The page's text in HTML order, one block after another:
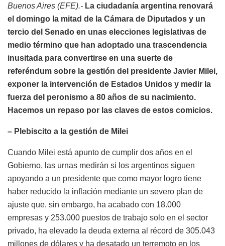
Buenos Aires (EFE).- La ciudadanía argentina renovará
el domingo la mitad de la Cámara de Diputados y un
tercio del Senado en unas elecciones legislativas de
medio término que han adoptado una trascendencia
inusitada para convertirse en una suerte de
referéndum sobre la gestión del presidente Javier Milei,
exponer la intervención de Estados Unidos y medir la
fuerza del peronismo a 80 años de su nacimiento.
Hacemos un repaso por las claves de estos comicios.
– Plebiscito a la gestión de Milei
Cuando Milei está apunto de cumplir dos años en el
Gobierno, las urnas medirán si los argentinos siguen
apoyando a un presidente que como mayor logro tiene
haber reducido la inflación mediante un severo plan de
ajuste que, sin embargo, ha acabado con 18.000
empresas y 253.000 puestos de trabajo solo en el sector
privado, ha elevado la deuda externa al récord de 305.043
millones de dólares y ha desatado un terremoto en los